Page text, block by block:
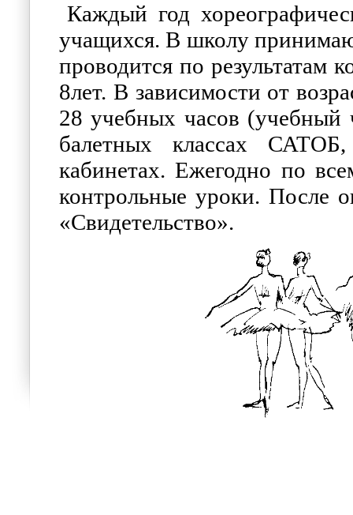
Каждый год
учащихся. В школу
проводится по результатам
8лет. В зависимости от
28 учебных часов (учебный
балетных классах
кабинетах. Ежегодно по
контрольные уроки. После
«Свидетельство».